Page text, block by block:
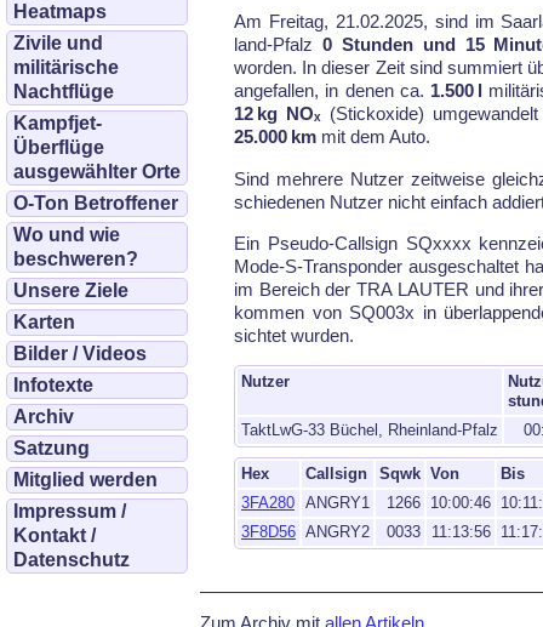
Heatmaps
Zivile und
militärische
Nachtflüge
Kampfjet-
Überflüge
ausgewählter Orte
O-Ton Betroffener
Wo und wie
beschweren?
Unsere Ziele
Karten
Bilder / Videos
Infotexte
Archiv
Satzung
Mitglied werden
Impressum /
Kontakt /
Datenschutz
Am Freitag, 21.02.2025, sind im
land-Pfalz 0 Stunden und 15
wor­den. In die­ser Zeit sind sum­miert
an­ge­fal­len, in de­nen ca. 1.500 l
12 kg NOₓ(Stick­oxi­de)
25.000 km mit dem Au­to.
Sind meh­re­re Nut­zer zeit­wei­se
schiede­nen Nut­zer nicht ein­fach
Ein Pseu­do-Call­sign SQxxxx
Mode-S-Trans­pon­der aus­ge­schal­tet
im Be­reich der TRA LAU­TER und
kom­men von SQ003x in
sich­tet wur­den.
Nutzer
TaktLwG-33 Büchel, Rheinland-Pfalz
Hex Callsign Sqwk Von
Bis
3FA280 ANGRY1 1266 10:00:46
3F8D56 ANGRY2 0033 11:13:56